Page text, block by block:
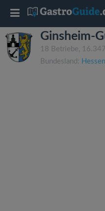
Ginsheim-
18 Betriebe,
Bundesland: Hessen
T
o
g